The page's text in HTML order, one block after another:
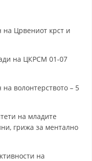
КАТАСТРОФИ
ПРИ КАТАСТРОФИ
Црвениот крст и
на ЦКРСМ 01-07
волонтерството – 5
на младите
грижа за ментално
на